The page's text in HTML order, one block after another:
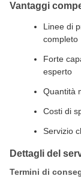
Vantaggi
Linee di
completo
Forte
esperto
Quantità
Costi di
Servizio
Dettagli del
Termini di